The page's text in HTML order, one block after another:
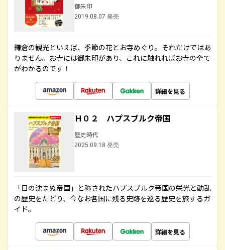
御朱印
2019.08.07 発売
鎌倉の観光といえば、季節の花とお寺めぐり。それだけではあ
りません。お寺には御朱印があり、これに触れればお寺の全て
がわかるのです！
詳細を見る
Ｈ０２ ハプスブルク帝国
歴史時代
2025.09.18 発売
「日の沈まぬ帝国」と称されたハプスブルク帝国の栄光と動乱
の歴史をたどり、今なお各国に残る史跡を巡る歴史を旅するガ
イド。
詳細を見る